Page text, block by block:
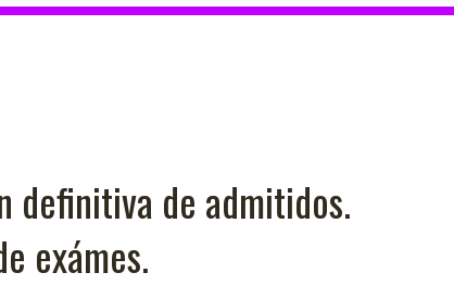
definitiva de admitidos.
exámes.